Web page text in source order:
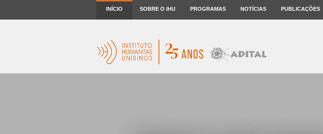
INÍCIO SOBRE O IHU PROGRAMAS NOTÍCIAS PUBLICAÇÕES